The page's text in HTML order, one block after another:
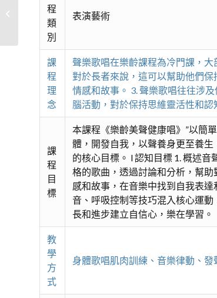
程
類
別
表演藝術
課
程
理
念
聲樂歌唱在樂齡課程為冷門課，
對於長者來說，這可以幫助他們
情感和故事。 3. 聲樂歌唱往往涉
腦活動，對於保持思維靈活性和
課
程
目
標
本課程《樂齡美聲健康唱》”以簡
體，開發自我，以聲養身更至養
的核心目標。 l 認知目標 1. 概述
格的歌曲，透過討論和分析，幫
感和故事，在音樂中找到自我表
音、呼吸控制等技巧混入核心運
長和進步建立自信心，樂在學習。
教
學
方
式
身體歌唱肌肉訓練、音樂律動、
美聲健聲房-放聲高歌 Easy Go